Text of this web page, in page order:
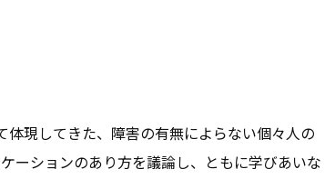
現してきた、障害の有無によらない個々人の
ーションのあり方を議論し、ともに学びあいな